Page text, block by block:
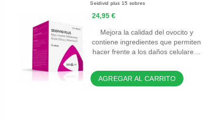
Seidivid plus 15 sobres
24,95 €
Mejora la calidad del ovocito y
contiene ingredientes que permiten
hacer frente a los daños celulare…
AGREGAR AL CARRITO